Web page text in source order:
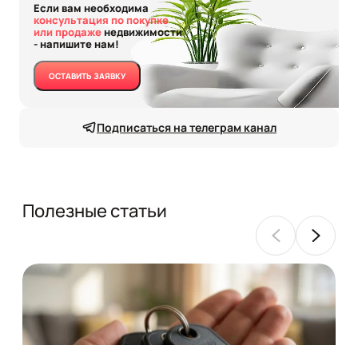
Если вам необходима
консультация по покупке
или продаженедвижимости
- напишите нам!
ОСТАВИТЬ ЗАЯВКУ
Подписаться на телеграм канал
Полезные статьи